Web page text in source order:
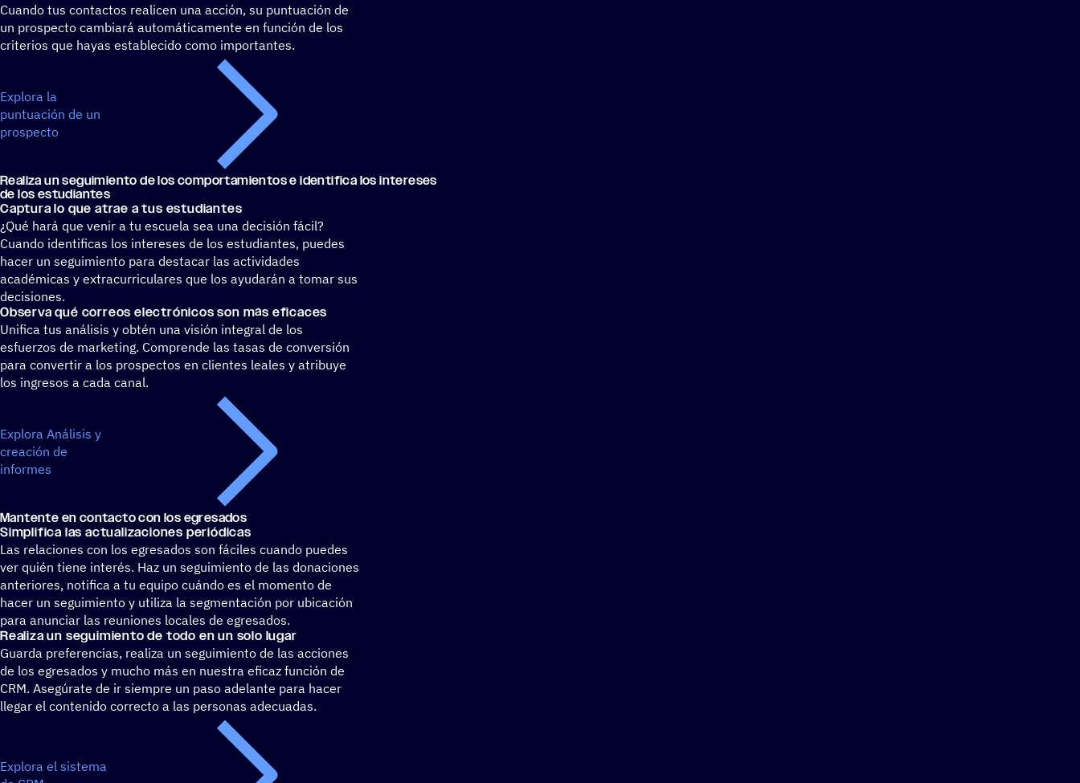
Cuando tus contactos realicen una acción, su puntuación de
un prospecto cambiará automáticamente en función de los
criterios que hayas establecido como importantes.
Explora la
puntuación de un
prospecto
Realiza un segui­miento de los compor­ta­mien­tos e iden­ti­fica los intere­ses
de los estudiantes
Captura lo que atrae a tus estudiantes
¿Qué hará que venir a tu escuela sea una decisión fácil?
Cuando identificas los intereses de los estudiantes, puedes
hacer un seguimiento para destacar las actividades
académicas y extracurriculares que los ayudarán a tomar sus
decisiones.
Observa qué correos elec­tró­ni­cos son más eficaces
Unifica tus análisis y obtén una visión integral de los
esfuerzos de marketing. Comprende las tasas de conversión
para convertir a los prospectos en clientes leales y atribuye
los ingresos a cada canal.
Explora Análisis y
creación de
informes
Mantente en contacto con los egresados
Simpli­fica las actualizaciones periódicas
Las relaciones con los egresados son fáciles cuando puedes
ver quién tiene interés. Haz un seguimiento de las donaciones
anteriores, notifica a tu equipo cuándo es el momento de
hacer un seguimiento y utiliza la segmentación por ubicación
para anunciar las reuniones locales de egresados.
Realiza un segui­miento de todo en un solo lugar
Guarda preferencias, realiza un seguimiento de las acciones
de los egresados y mucho más en nuestra eficaz función de
CRM. Asegúrate de ir siempre un paso adelante para hacer
llegar el contenido correcto a las personas adecuadas.
Explora el sistema